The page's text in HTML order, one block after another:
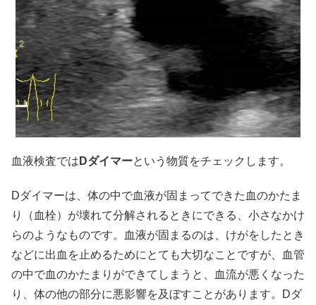
血液検査では Dダイマーという物質をチェックします。
Dダイマーは、体の中で血液が固まってできた血のかたま
り（血栓）が壊れて分解されるときにできる、小さなかけ
らのようなものです。血液が固まるのは、けがをしたとき
などに出血を止めるためにとても大切なことですが、血管
の中で血のかたまりができてしまうと、血流が悪くなった
り、体の他の部分に悪影響を及ぼすことがあります。Dダ